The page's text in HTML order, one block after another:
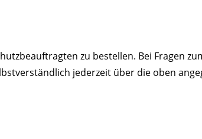
zu bestellen. Bei Fragen
jederzeit über die oben